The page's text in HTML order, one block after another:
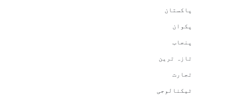
پاکستان
پکوان
پنجاب
تازہ ترین
تجارت
ٹیکنالوجی